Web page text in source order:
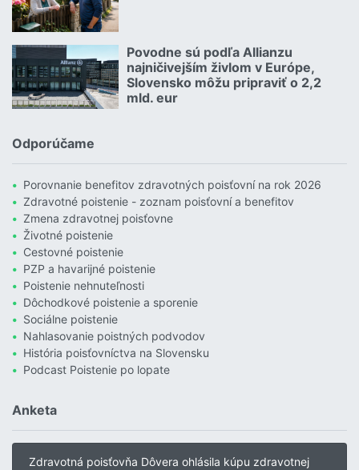
Povodne sú podľa Allianzu
najničivejším živlom v Európe,
Slovensko môžu pripraviť o 2,2
mld. eur
23.07.2026 |
Odporúčame
Porovnanie benefitov zdravotných poisťovní na rok 2026
Zdravotné poistenie - zoznam poisťovní a benefitov
Zmena zdravotnej poisťovne
Životné poistenie
Cestovné poistenie
PZP a havarijné poistenie
Poistenie nehnuteľnosti
Dôchodkové poistenie a sporenie
Sociálne poistenie
Nahlasovanie poistných podvodov
História poisťovníctva na Slovensku
Podcast Poistenie po lopate
Anketa
Zdravotná poisťovňa Dôvera ohlásila kúpu zdravotnej